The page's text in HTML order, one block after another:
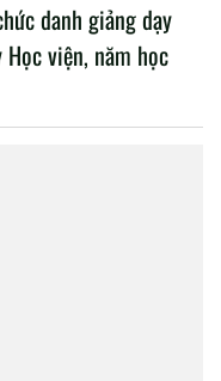
danh giảng dạy
viện, năm học